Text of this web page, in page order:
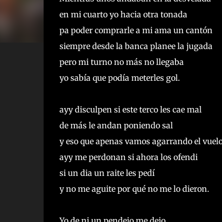
en mi cuarto yo hacia otra tonada
pa poder comprarle a mi ama un cantón
siempre desde la banca planee la jugada
pero mi turno no más no llegaba
yo sabía que podía meterles gol.
ayy disculpen si este terco les cae mal
de más le andan poniendo sal
y eso que apenas vamos agarrando el
ayy me perdonan si ahora los ofendi
si un dia un raite les pedí
y no me aguite por qué no me lo dieron.